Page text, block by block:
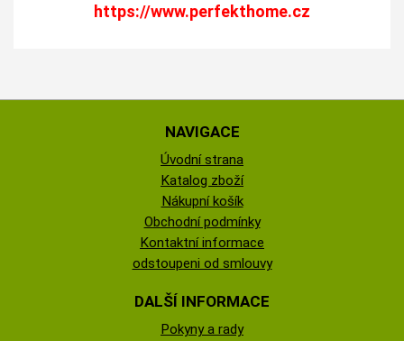
https://www.perfekthome.cz
NAVIGACE
Úvodní strana
Katalog zboží
Nákupní košík
Obchodní podmínky
Kontaktní informace
odstoupeni od smlouvy
DALŠÍ INFORMACE
Pokyny a rady